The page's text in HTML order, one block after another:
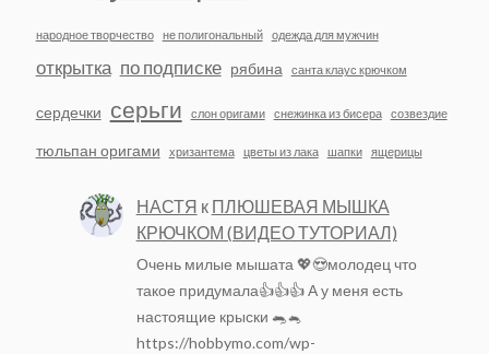
народное творчество не полигональный одежда для мужчин
открытка по подписке рябина санта клаус крючком
сердечки серьги слон оригами снежинка из бисера созвездие
тюльпан оригами хризантема цветы из лака шапки ящерицы
НАСТЯ к ПЛЮШЕВАЯ МЫШКА
КРЮЧКОМ (ВИДЕО ТУТОРИАЛ)
Очень милые мышата 💖😍молодец что
такое придумала👍👍👍 А у меня есть
настоящие крыски 🐀🐁
https://hobbymo.com/wp-